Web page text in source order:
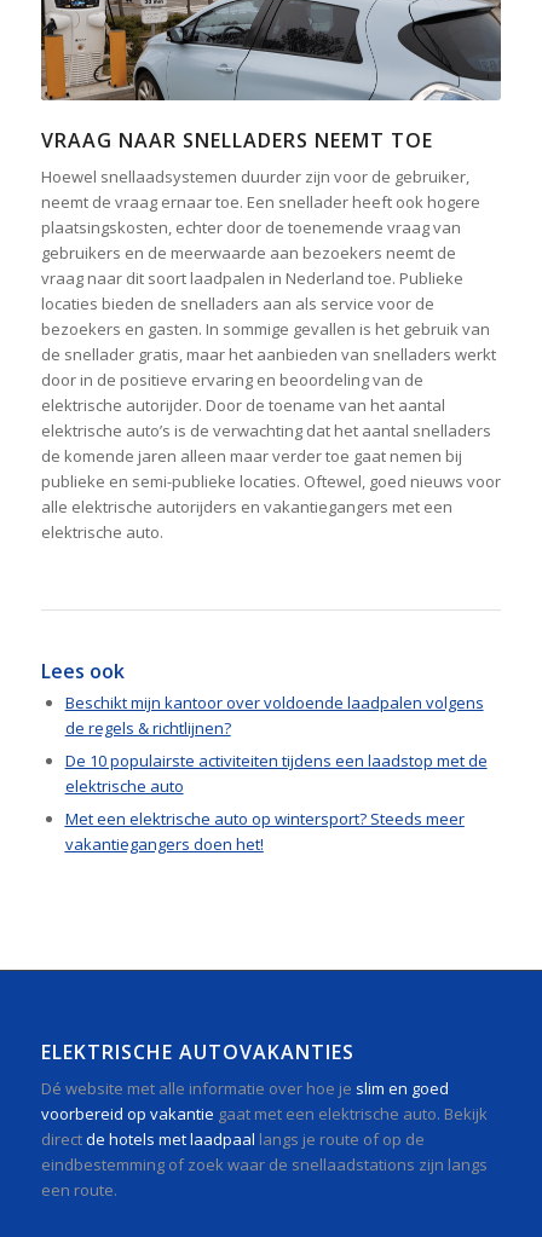
VRAAG NAAR SNELLADERS NEEMT TOE
Hoewel snellaadsystemen duurder zijn voor de gebruiker,
neemt de vraag ernaar toe. Een snellader heeft ook hogere
plaatsingskosten, echter door de toenemende vraag van
gebruikers en de meerwaarde aan bezoekers neemt de
vraag naar dit soort laadpalen in Nederland toe. Publieke
locaties bieden de snelladers aan als service voor de
bezoekers en gasten. In sommige gevallen is het gebruik van
de snellader gratis, maar het aanbieden van snelladers werkt
door in de positieve ervaring en beoordeling van de
elektrische autorijder. Door de toename van het aantal
elektrische auto’s is de verwachting dat het aantal snelladers
de komende jaren alleen maar verder toe gaat nemen bij
publieke en semi-publieke locaties. Oftewel, goed nieuws voor
alle elektrische autorijders en vakantiegangers met een
elektrische auto.
Lees ook
Beschikt mijn kantoor over voldoende laadpalen volgens
de regels & richtlijnen?
De 10 populairste activiteiten tijdens een laadstop met de
elektrische auto
Met een elektrische auto op wintersport? Steeds meer
vakantiegangers doen het!
ELEKTRISCHE AUTOVAKANTIES
Dé website met alle informatie over hoe je slim en goed
voorbereid op vakantie gaat met een elektrische auto. Bekijk
directde hotels met laadpaal langs je route of op de
eindbestemming of zoek waar de snellaadstations zijn langs
een route.